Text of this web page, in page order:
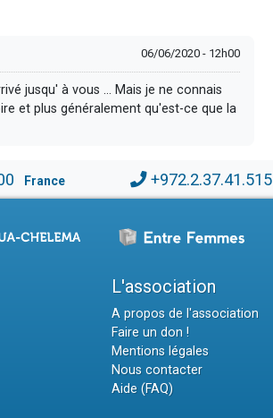
06/06/2020 - 12h00
jusqu' à vous … Mais je ne connais
et plus généralement qu'est-ce que la
France +972.2.37.41.515
L'association
A propos de l'association
Faire un don !
Mentions légales
Nous contacter
Aide (FAQ)